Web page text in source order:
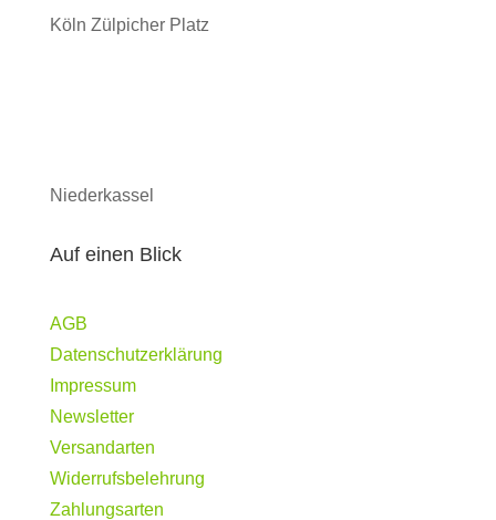
Köln Zülpicher Platz
Niederkassel
Auf einen Blick
AGB
Datenschutzerklärung
Impressum
Newsletter
Versandarten
Widerrufsbelehrung
Zahlungsarten